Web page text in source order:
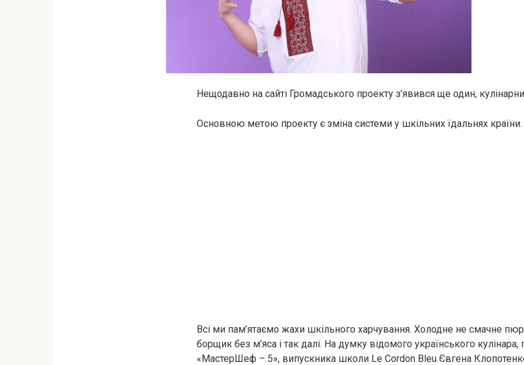
Нещодавно на сайті Громадського проекту з’явився ще один,
Основною метою проекту є зміна системи у шкільних їдальнях країни.
Всі ми пам’ятаємо жахи шкільного харчування. Холодне не смачне
борщик без м’яса і так далі. На думку відомого українського
«МастерШеф – 5», випускника школи Le Cordon Bleu Євгена